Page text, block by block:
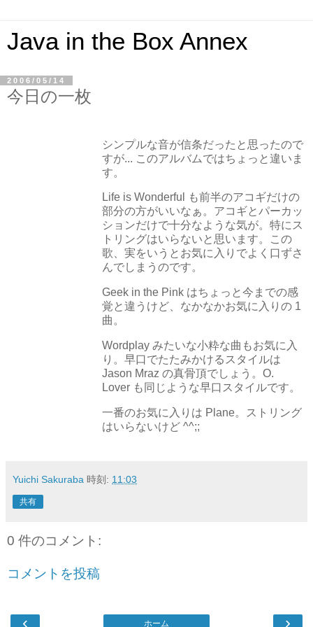
Java in the Box Annex
2006/05/14
今日の一枚
シンプルな音が信条だったと思ったので
すが... このアルバムではちょっと違いま
す。
Life is Wonderful も前半のアコギだけの
部分の方がいいなぁ。アコギとパーカッ
ションだけで十分なような気が。特にス
トリングはいらないと思います。この
歌、実をいうとお気に入りでよく口ずさ
んでしまうのです。
Geek in the Pink はちょっと今までの感
覚と違うけど、なかなかお気に入りの 1
曲。
Wordplay みたいな小粋な曲もお気に入
り。早口でたたみかけるスタイルは
Jason Mraz の真骨頂でしょう。O.
Lover も同じような早口スタイルです。
一番のお気に入りは Plane。ストリング
はいらないけど ^^;;
Yuichi Sakuraba 時刻: 11:03
共有
0 件のコメント:
コメントを投稿
‹ ›
ホーム